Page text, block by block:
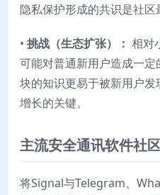
隐私保护形成的共识是社区
• 挑战（生态扩张）： 相对
可能对普通新用户造成一
块的知识更易于被新用户
增长的关键。
主流安全通讯软件社
将Signal与Telegram、